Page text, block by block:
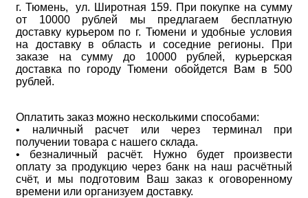
г. Тюмень, ул. Широтная 159. При покупке на сумму
от 10000 рублей мы предлагаем бесплатную
доставку курьером по г. Тюмени и удобные условия
на доставку в область и соседние регионы. При
заказе на сумму до 10000 рублей, курьерская
доставка по городу Тюмени обойдется Вам в 500
рублей.
Оплатить заказ можно несколькими способами:
• наличный расчет или через терминал при
получении товара с нашего склада.
• безналичный расчёт. Нужно будет произвести
оплату за продукцию через банк на наш расчётный
счёт, и мы подготовим Ваш заказ к оговоренному
времени или организуем доставку.